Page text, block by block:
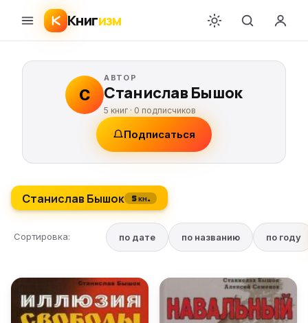
Книгизм
С
АВТОР
Станислав Бышок
5 книг ·0 подписчиков
Подписаться
Станислав Бышок 5 кн.
Сортировка: по дате по названию по году